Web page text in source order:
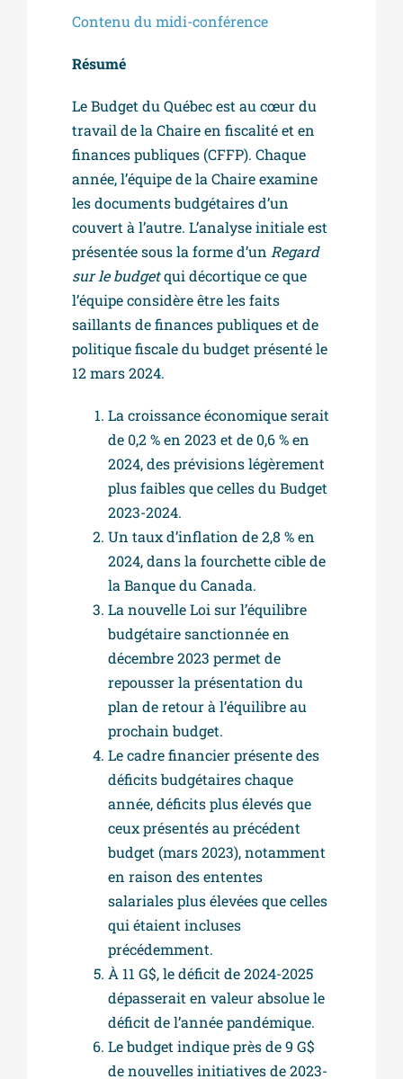
Contenu du midi-conférence
Résumé
Le Budget du Québec est au cœur du
travail de la Chaire en fiscalité et en
finances publiques (CFFP). Chaque
année, l’équipe de la Chaire examine
les documents budgétaires d’un
couvert à l’autre. L’analyse initiale est
présentée sous la forme d’un Regard
sur le budgetqui décortique ce que
l’équipe considère être les faits
saillants de finances publiques et de
politique fiscale du budget présenté le
12 mars 2024.
La croissance économique serait
de 0,2 % en 2023 et de 0,6 % en
2024, des prévisions légèrement
plus faibles que celles du Budget
2023-2024.
Un taux d’inflation de 2,8 % en
2024, dans la fourchette cible de
la Banque du Canada.
La nouvelle Loi sur l’équilibre
budgétaire sanctionnée en
décembre 2023 permet de
repousser la présentation du
plan de retour à l’équilibre au
prochain budget.
Le cadre financier présente des
déficits budgétaires chaque
année, déficits plus élevés que
ceux présentés au précédent
budget (mars 2023), notamment
en raison des ententes
salariales plus élevées que celles
qui étaient incluses
précédemment.
À 11 G$, le déficit de 2024-2025
dépasserait en valeur absolue le
déficit de l’année pandémique.
Le budget indique près de 9 G$
de nouvelles initiatives de 2023-